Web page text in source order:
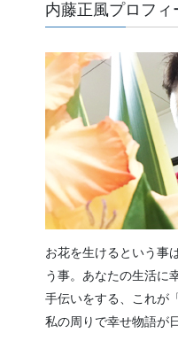
内藤正風プロフィ
お花を生けるという事
う事。あなたの生活に
手伝いをする、これが
私の周りで幸せ物語が